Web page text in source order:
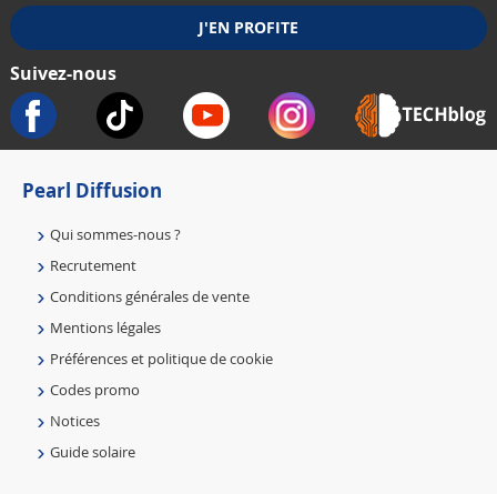
Suivez-nous
Pearl Diffusion
Qui sommes-nous ?
Recrutement
Conditions générales de vente
Mentions légales
Préférences et politique de cookie
Codes promo
Notices
Guide solaire